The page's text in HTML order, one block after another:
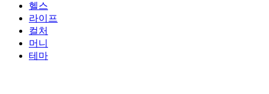
헬스
라이프
컬처
머니
테마